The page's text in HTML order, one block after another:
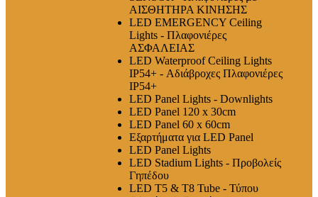
ΑΙΣΘΗΤΗΡΑ ΚΙΝΗΣΗΣ
LED EMERGENCY Ceiling
Lights - Πλαφονιέρες
ΑΣΦΑΛΕΙΑΣ
LED Waterproof Ceiling Lights
IP54+ - Αδιάβροχες Πλαφονιέρες
IP54+
LED Panel Lights - Downlights
LED Panel 120 x 30cm
LED Panel 60 x 60cm
Εξαρτήματα για LED Panel
LED Panel Lights
LED Stadium Lights - Προβολείς
Γηπέδου
LED T5 & T8 Tube - Τύπου